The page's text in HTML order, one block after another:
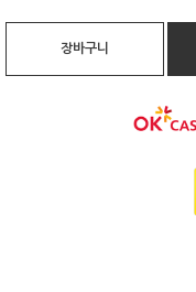
장바구니